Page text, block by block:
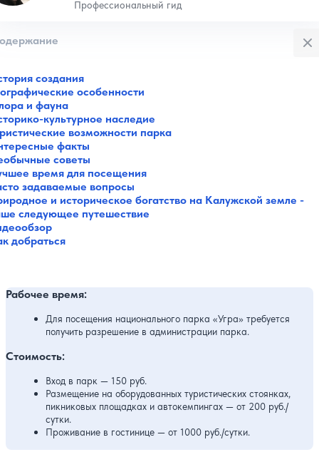
Профессиональный гид
создания
особенности
и фауна
культурное наследие
возможности парка
факты
советы
время для посещения
задаваемые вопросы
и историческое богатство на Калужской земле -
следующее путешествие
добраться
Рабочее время:
Для посещения национального парка «Угра» требуется
получить разрешение в администрации парка.
Стоимость:
Вход в парк — 150 руб.
Размещение на оборудованных туристических стоянках,
пикниковых площадках и автокемпингах — от 200 руб./
сутки.
Проживание в гостинице — от 1000 руб./сутки.